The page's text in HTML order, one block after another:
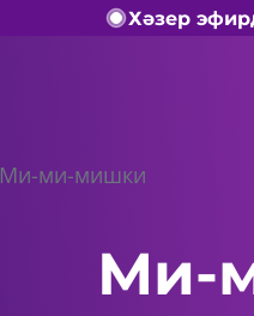
Хәзер
Ми-ми-мишки
Ми-